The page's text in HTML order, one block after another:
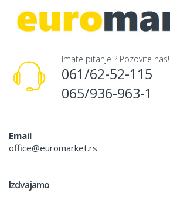
Imate pitanje ? Pozovite nas!
061/62-52-115
065/936-963-1
Email
office@euromarket.rs
Izdvajamo